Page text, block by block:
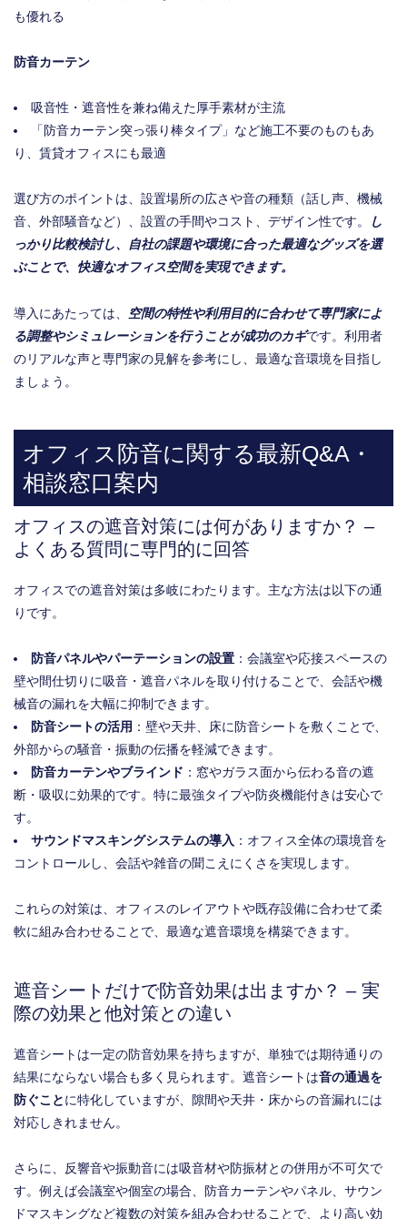
も優れる
防音カーテン
吸音性・遮音性を兼ね備えた厚手素材が主流
「防音カーテン突っ張り棒タイプ」など施工不要のものもあ
り、賃貸オフィスにも最適
選び方のポイントは、設置場所の広さや音の種類（話し声、機械
音、外部騒音など）、設置の手間やコスト、デザイン性です。
し
っかり比較検討し、自社の課題や環境に合った最適なグッズを選
ぶことで、快適なオフィス空間を実現できます。
導入にあたっては、
空間の特性や利用目的に合わせて専門家によ
る調整やシミュレーションを行うことが成功のカギです。利用者
のリアルな声と専門家の見解を参考にし、最適な音環境を目指し
ましょう。
オフィス防音に関する最新Q&A・
相談窓口案内
オフィスの遮音対策には何がありますか？ –
よくある質問に専門的に回答
オフィスでの遮音対策は多岐にわたります。主な方法は以下の通
りです。
防音パネルやパーテーションの設置 ：会議室や応接スペースの
壁や間仕切りに吸音・遮音パネルを取り付けることで、会話や機
械音の漏れを大幅に抑制できます。
防音シートの活用 ：壁や天井、床に防音シートを敷くことで、
外部からの騒音・振動の伝播を軽減できます。
防音カーテンやブラインド ：窓やガラス面から伝わる音の遮
断・吸収に効果的です。特に最強タイプや防炎機能付きは安心で
す。
サウンドマスキングシステムの導入 ：オフィス全体の環境音を
コントロールし、会話や雑音の聞こえにくさを実現します。
これらの対策は、オフィスのレイアウトや既存設備に合わせて柔
軟に組み合わせることで、最適な遮音環境を構築できます。
遮音シートだけで防音効果は出ますか？ – 実
際の効果と他対策との違い
遮音シートは一定の防音効果を持ちますが、単独では期待通りの
結果にならない場合も多く見られます。遮音シートは音の通過を
防ぐことに特化していますが、隙間や天井・床からの音漏れには
対応しきれません。
さらに、反響音や振動音には吸音材や防振材との併用が不可欠で
す。例えば会議室や個室の場合、防音カーテンやパネル、サウン
ドマスキングなど複数の対策を組み合わせることで、より高い効